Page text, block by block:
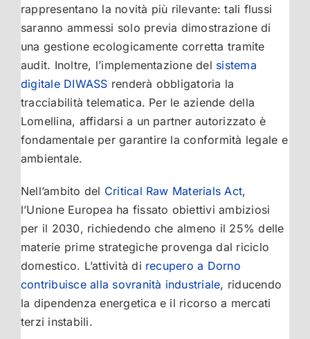
rappresentano la novità più rilevante: tali flussi
saranno ammessi solo previa dimostrazione di
una gestione ecologicamente corretta tramite
audit. Inoltre, l’implementazione del sistema
digitale DIWASS renderà obbligatoria la
tracciabilità telematica. Per le aziende della
Lomellina, affidarsi a un partner autorizzato è
fondamentale per garantire la conformità legale e
ambientale.
Nell’ambito del Critical Raw Materials Act,
l’Unione Europea ha fissato obiettivi ambiziosi
per il 2030, richiedendo che almeno il 25% delle
materie prime strategiche provenga dal riciclo
domestico. L’attività di recupero a Dorno
contribuisce alla sovranità industriale, riducendo
la dipendenza energetica e il ricorso a mercati
terzi instabili.